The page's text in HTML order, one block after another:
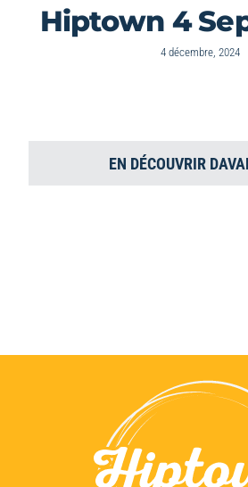
Hiptown 4
4 décembre, 2024
EN DÉCOUVRIR